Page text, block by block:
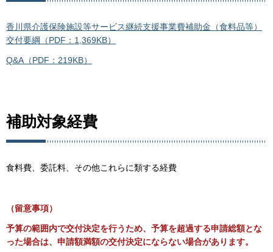
香川県介護保険施設等サービス継続支援事業費補助金（食料品等）
交付要綱（PDF：1,369KB）
Q&A（PDF：219KB）
補助対象経費
食料費、委託料、その他これらに類する経費
（留意事項）
予算の範囲内で交付決定を行うため、予算を超過する申請総額とな
った場合は、申請額満額の交付決定にならない場合があります。